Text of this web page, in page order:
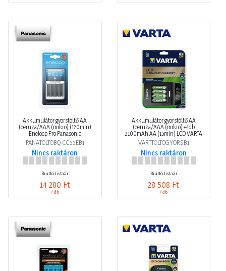
Akkumulátor gyorstöltő AA
(ceruza/AAA (mikro) (120min)
Eneloop Pro Panasonic
PANATOLTOBQ-CC55EB1
Nincs raktáron
Bruttó listaár
14 280 Ft
/ db
Akkumulátor gyorstöltő AA
(ceruza/AAA (mikro) +4db
2100mAh AA (15min) LCD VARTA
VARTTOLTOGYORSB1
Nincs raktáron
Bruttó listaár
28 508 Ft
/ db